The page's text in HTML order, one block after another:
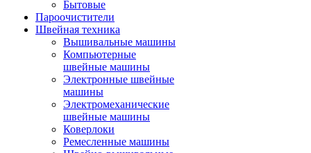
Бытовые
Пароочистители
Швейная техника
Вышивальные машины
Компьютерные
швейные машины
Электронные швейные
машины
Электромеханические
швейные машины
Коверлоки
Ремесленные машины